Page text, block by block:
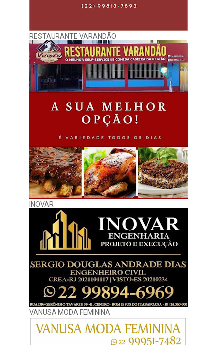
RESTAURANTE VARANDÃO
INOVAR
VANUSA MODA FEMININA